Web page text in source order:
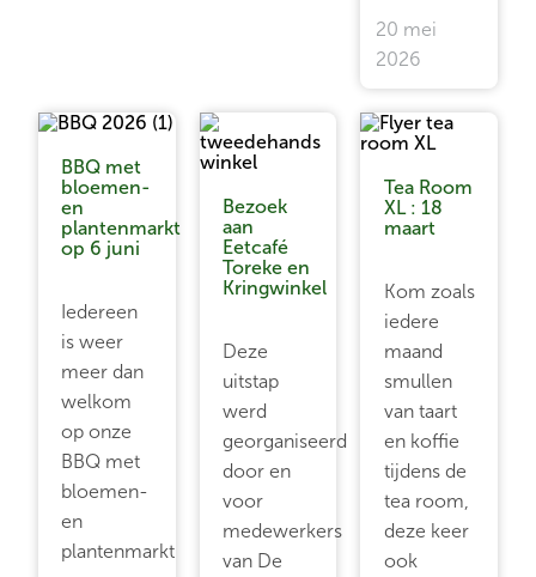
20 mei
2026
BBQ met
bloemen-
en
plantenmarkt
op 6 juni
Iedereen
is weer
meer dan
welkom
op onze
BBQ met
bloemen-
en
plantenmarkt
Bezoek
aan
Eetcafé
Toreke en
Kringwinkel
Deze
uitstap
werd
georganiseerd
door en
voor
medewerkers
van De
Tea Room
XL : 18
maart
Kom zoals
iedere
maand
smullen
van taart
en koffie
tijdens de
tea room,
deze keer
ook